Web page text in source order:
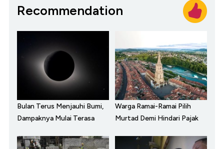
Recommendation
Bulan Terus Menjauhi Bumi,
Dampaknya Mulai Terasa
Warga Ramai-Ramai Pilih
Murtad Demi Hindari Pajak